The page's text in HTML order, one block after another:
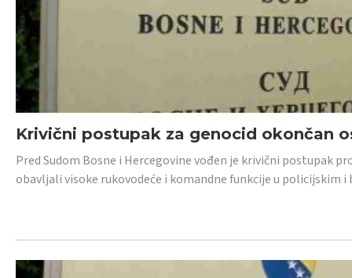
Krivični postupak za genocid okončan
Pred Sudom Bosne i Hercegovine vođen je krivični postupak
obavljali visoke rukovodeće i komandne funkcije u policijskim